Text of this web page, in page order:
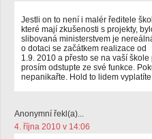
Jestli on to není i malér ředitele
které mají zkušenosti s projekty,
slibovaná ministerstvem je
o dotaci se začátkem realizace od
1.9. 2010 a přesto se na vaší
prosím odstupte ze své funkce.
nepanikařte. Hold to lidem
Anonymní řekl(a)...
4. října 2010 v 14:06